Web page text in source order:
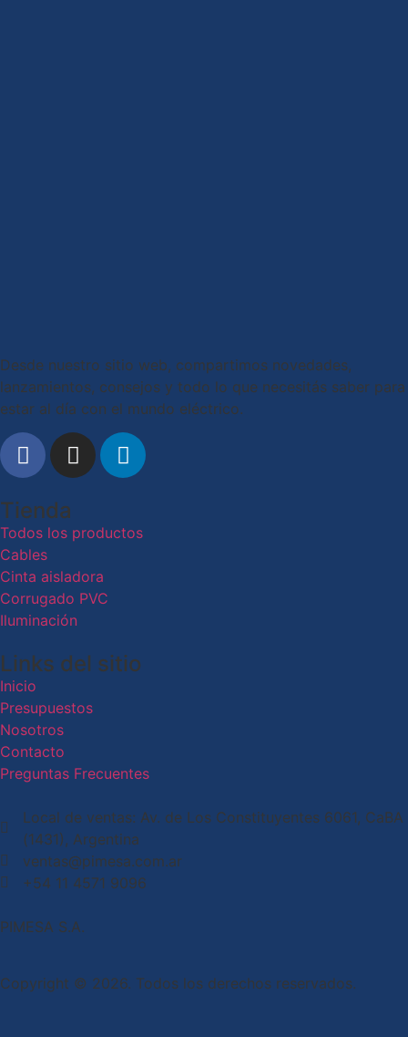
Desde nuestro sitio web, compartimos novedades,
lanzamientos, consejos y todo lo que necesitás saber para
estar al día con el mundo eléctrico.
Tienda
Todos los productos
Cables
Cinta aisladora
Corrugado PVC
Iluminación
Links del sitio
Inicio
Presupuestos
Nosotros
Contacto
Preguntas Frecuentes
Local de ventas: Av. de Los Constituyentes 6061, CaBA
(1431), Argentina
ventas@pimesa.com.ar
+54 11 4571 9096
PIMESA S.A.
Copyright © 2026. Todos los derechos reservados.